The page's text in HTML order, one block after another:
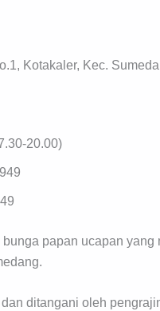
Kotakaler, Kec.
20.00)
papan ucapan
ditangani oleh